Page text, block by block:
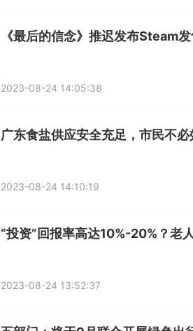
《最后的信念》推迟发布Steam
2023-08-24 14:05:38
广东食盐供应安全充足，市民不必
2023-08-24 14:10:19
2023-08-24 13:52:37